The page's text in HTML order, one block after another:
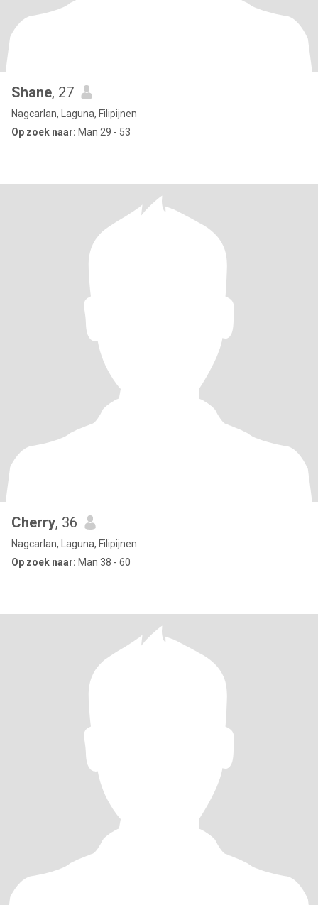
Shane, 27
Nagcarlan, Laguna, Filipijnen
Op zoek naar: Man 29 - 53
Cherry, 36
Nagcarlan, Laguna, Filipijnen
Op zoek naar: Man 38 - 60